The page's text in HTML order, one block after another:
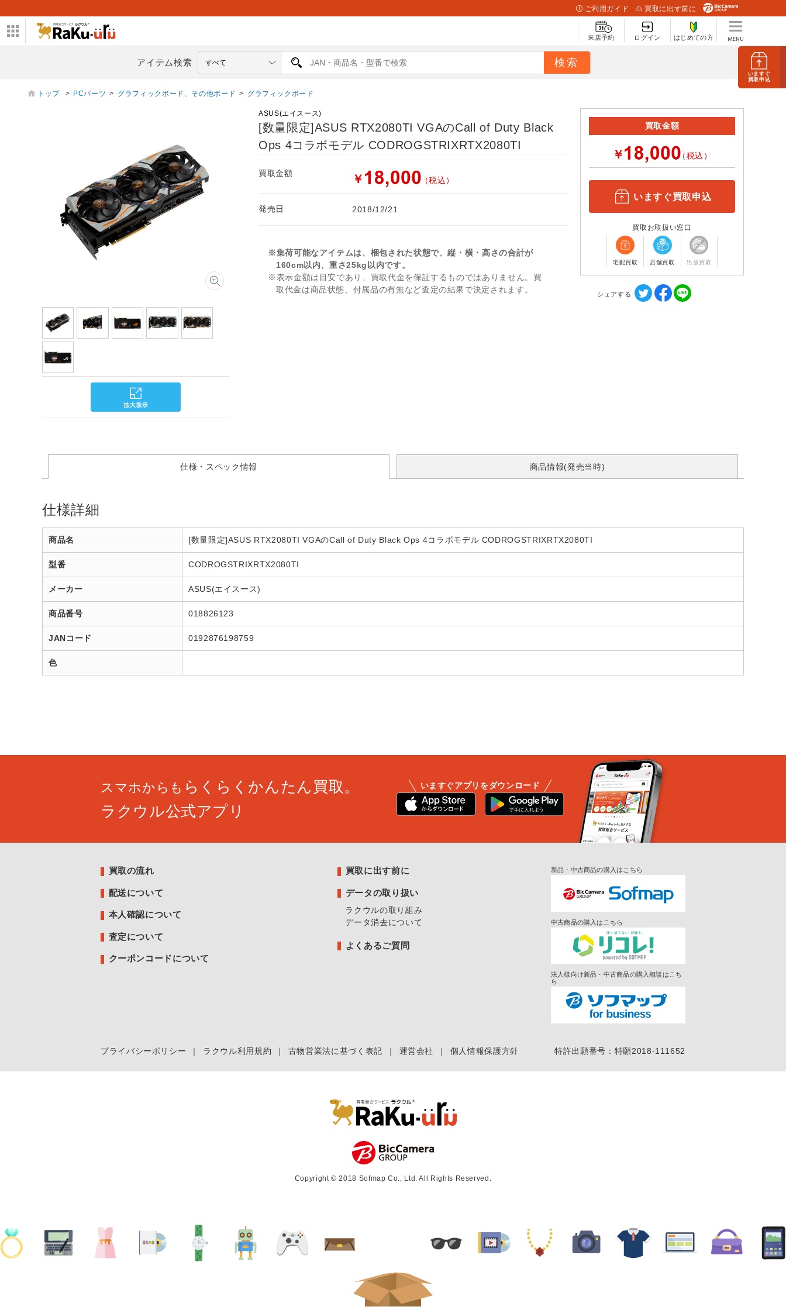
いますぐ
買取申込
ご利用ガイド 買取に出す前に
来店予約 ログイン はじめての方
アイテム検索
トップ > PCパーツ > グラフィックボード、その他ボード > グラフィックボード
ASUS(エイスース)
[数量限定]ASUS RTX2080TI VGAのCall of Duty Black
Ops 4コラボモデル CODROGSTRIXRTX2080TI
買取金額 ￥ （税込）
発売日 2018/12/21
※集荷可能なアイテムは、梱包された状態で、縦・横・高さの合計が
160cm以内、重さ25kg以内です。
※表示金額は目安であり、買取代金を保証するものではありません。買
取代金は商品状態、付属品の有無など査定の結果で決定されます。
買取金額
￥ （税込）
いますぐ買取申込
買取お取扱い窓口
宅配買取 店舗買取 出張買取
シェアする
仕様・スペック情報 商品情報(発売当時)
仕様詳細
商品名 [数量限定]ASUS RTX2080TI VGAのCall of Duty Black Ops 4コラボモデル CODROGSTRIXRTX2080TI
型番 CODROGSTRIXRTX2080TI
メーカー ASUS(エイスース)
商品番号 018826123
JANコード 0192876198759
色
スマホからも らくらくかんたん買取。
ラクウル公式アプリ
いますぐアプリをダウンロード
買取の流れ
配送について
本人確認について
査定について
クーポンコードについて
買取に出す前に
データの取り扱い
ラクウルの取り組み
データ消去について
よくあるご質問
新品・中古商品の購入はこちら
中古商品の購入はこちら
法人様向け新品・中古商品の購入相談はこち
ら
プライバシーポリシー ｜ ラクウル利用規約 ｜ 古物営業法に基づく表記 ｜ 運営会社 ｜ 個人情報保護方針 特許出願番号：特願2018-111652
Copyright © 2018 Sofmap Co., Ltd. All Rights Reserved.